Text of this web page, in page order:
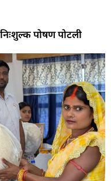
पोषण पोटली